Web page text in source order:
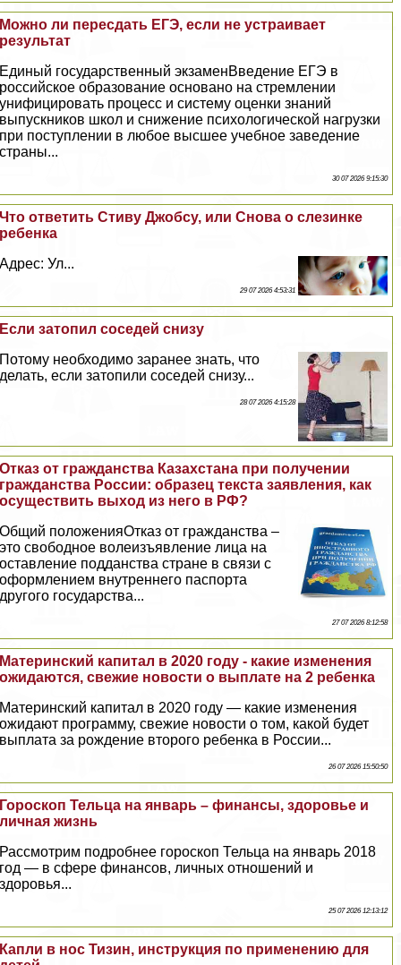
Можно ли пересдать ЕГЭ, если не устраивает
результат
Единый государственный экзаменВведение ЕГЭ в
российское образование основано на стремлении
унифицировать процесс и систему оценки знаний
выпускников школ и снижение психологической нагрузки
при поступлении в любое высшее учебное заведение
страны...
30 07 2026 9:15:30
Что ответить Стиву Джобсу, или Снова о слезинке
ребенка
Адрес: Ул...
29 07 2026 4:53:31
Если затопил соседей снизу
Потому необходимо заранее знать, что
делать, если затопили соседей снизу...
28 07 2026 4:15:28
Отказ от гражданства Казахстана при получении
гражданства России: образец текста заявления, как
осуществить выход из него в РФ?
Общий положенияОтказ от гражданства –
это свободное волеизъявление лица на
оставление подданства стране в связи с
оформлением внутреннего паспорта
другого государства...
27 07 2026 8:12:58
Материнский капитал в 2020 году - какие изменения
ожидаются, свежие новости о выплате на 2 ребенка
Материнский капитал в 2020 году — какие изменения
ожидают программу, свежие новости о том, какой будет
выплата за рождение второго ребенка в России...
26 07 2026 15:50:50
Гороскоп Тельца на январь – финансы, здоровье и
личная жизнь
Рассмотрим подробнее гороскоп Тельца на январь 2018
год — в сфере финансов, личных отношений и
здоровья...
25 07 2026 12:13:12
Капли в нос Тизин, инструкция по применению для